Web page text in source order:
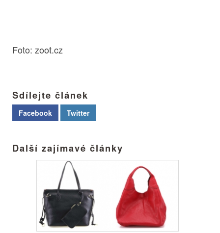
Foto: zoot.cz
Sdílejte článek
Facebook Twitter
Další zajímavé články